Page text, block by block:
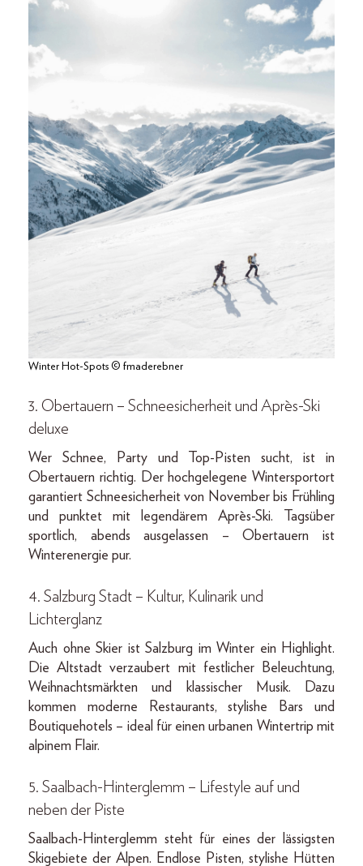
Winter Hot-Spots © fmaderebner
3. Obertauern – Schneesicherheit und Après-Ski
deluxe
Wer Schnee, Party und Top-Pisten sucht, ist in
Obertauern richtig. Der hochgelegene Wintersportort
garantiert Schneesicherheit von November bis Frühling
und punktet mit legendärem Après-Ski. Tagsüber
sportlich, abends ausgelassen – Obertauern ist
Winterenergie pur.
4. Salzburg Stadt – Kultur, Kulinarik und
Lichterglanz
Auch ohne Skier ist Salzburg im Winter ein Highlight.
Die Altstadt verzaubert mit festlicher Beleuchtung,
Weihnachtsmärkten und klassischer Musik. Dazu
kommen moderne Restaurants, stylishe Bars und
Boutiquehotels – ideal für einen urbanen Wintertrip mit
alpinem Flair.
5. Saalbach-Hinterglemm – Lifestyle auf und
neben der Piste
Saalbach-Hinterglemm steht für eines der lässigsten
Skigebiete der Alpen. Endlose Pisten, stylishe Hütten